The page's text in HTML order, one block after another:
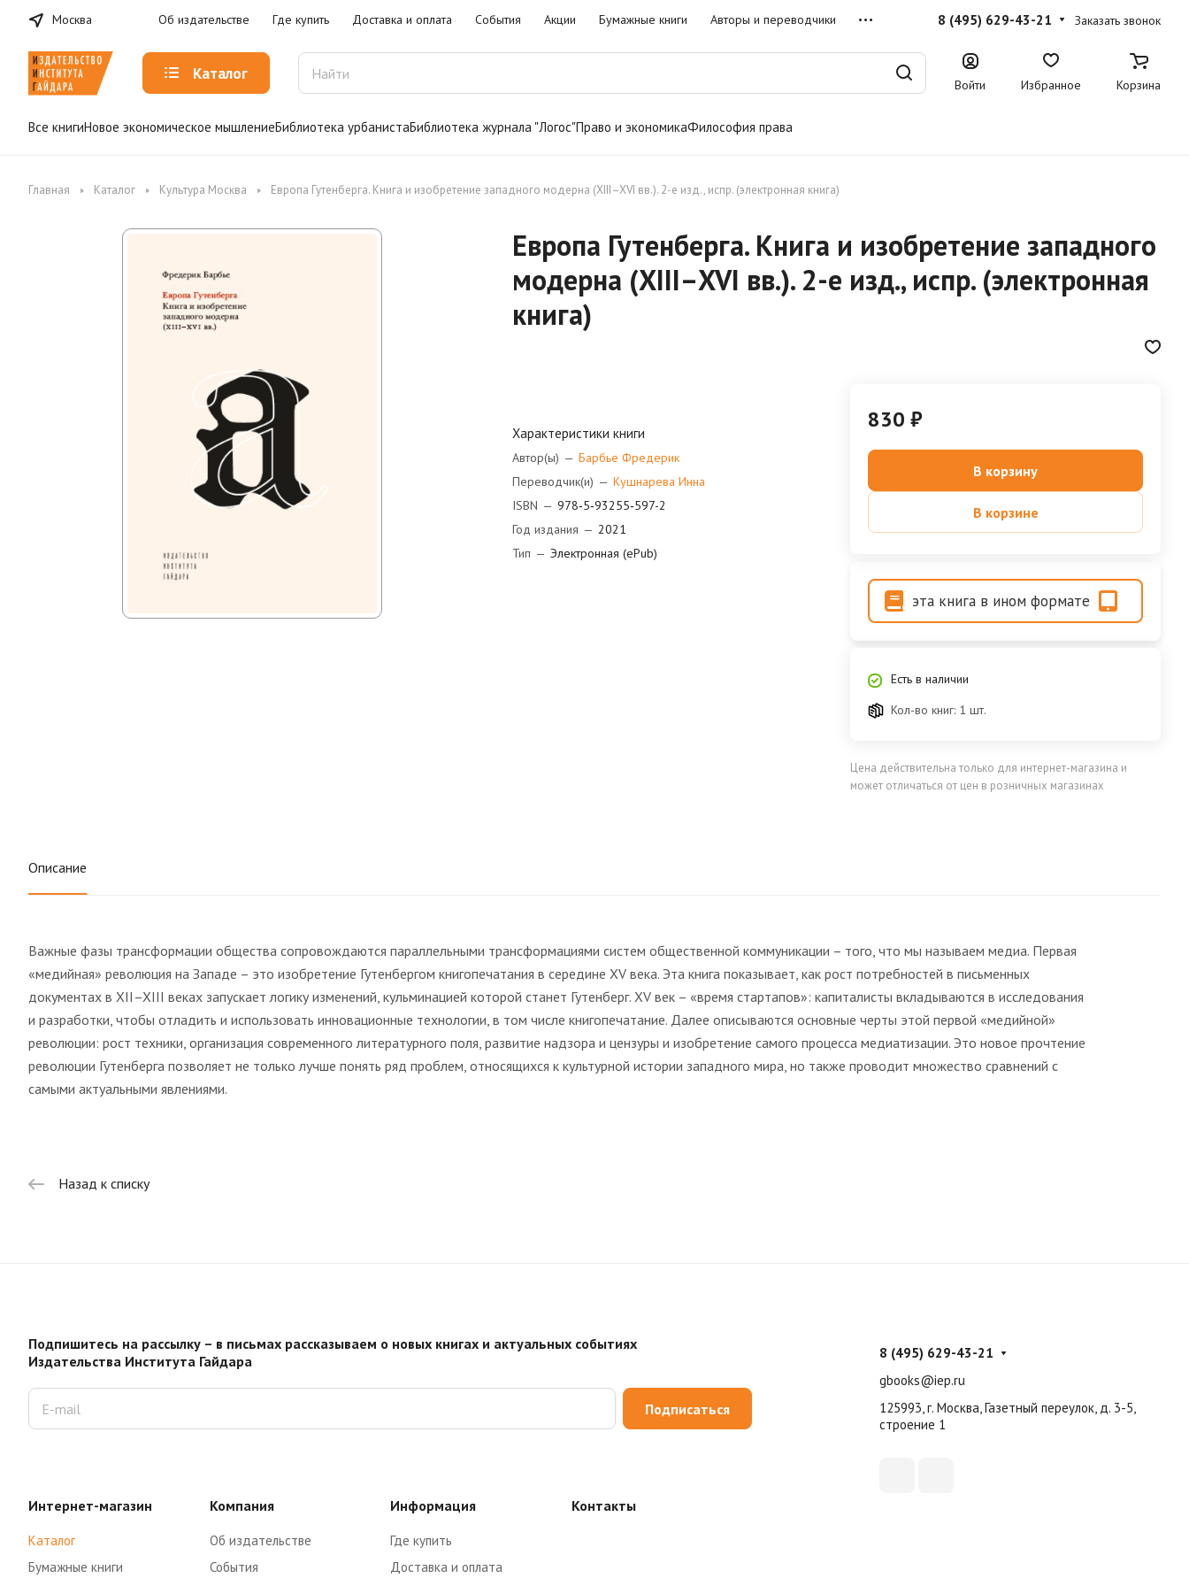
Москва Об издательстве Где купить Доставка и оплата События Акции Бумажные книги Авторы и переводчики 8 (495) 629-43-21 Заказать звонок
Каталог
Войти Избранное Корзина
Все книгиНовое экономическое мышлениеБиблиотека урбанистаБиблиотека журнала "Логос"Право и экономикаФилософия права
Главная Каталог Культура Москва Европа Гутенберга. Книга и изобретение западного модерна (XIII–XVI вв.). 2-е изд., испр. (электронная книга)
Европа Гутенберга. Книга и изобретение западного
модерна (XIII–XVI вв.). 2-е изд., испр. (электронная
книга)
Характеристики книги
Автор(ы) — Барбье Фредерик
Переводчик(и) — Кушнарева Инна
ISBN — 978‑5‑93255‑597-2
Год издания — 2021
Тип — Электронная (ePub)
830 ₽
В корзину
В корзине
эта книга в ином формате
Есть в наличии
Кол-во книг: 1 шт.
Цена действительна только для интернет-магазина и
может отличаться от цен в розничных магазинах
Описание
Важные фазы трансформации общества сопровождаются параллельными трансформациями систем общественной коммуникации – того, что мы называем медиа. Первая
«медийная» революция на Западе – это изобретение Гутенбергом книгопечатания в середине XV века. Эта книга показывает, как рост потребностей в письменных
документах в XII–XIII веках запускает логику изменений, кульминацией которой станет Гутенберг. XV век – «время стартапов»: капиталисты вкладываются в исследования
и разработки, чтобы отладить и использовать инновационные технологии, в том числе книгопечатание. Далее описываются основные черты этой первой «медийной»
революции: рост техники, организация современного литературного поля, развитие надзора и цензуры и изобретение самого процесса медиатизации. Это новое прочтение
революции Гутенберга позволяет не только лучше понять ряд проблем, относящихся к культурной истории западного мира, но также проводит множество сравнений с
самыми актуальными явлениями.
Назад к списку
Подпишитесь на рассылку – в письмах рассказываем о новых книгах и актуальных событиях
Издательства Института Гайдара
Подписаться
Интернет-магазин
Каталог
Бумажные книги
Компания
Об издательстве
События
Информация
Где купить
Доставка и оплата
Контакты
8 (495) 629-43-21
gbooks@iep.ru
125993, г. Москва, Газетный переулок, д. 3-5,
строение 1